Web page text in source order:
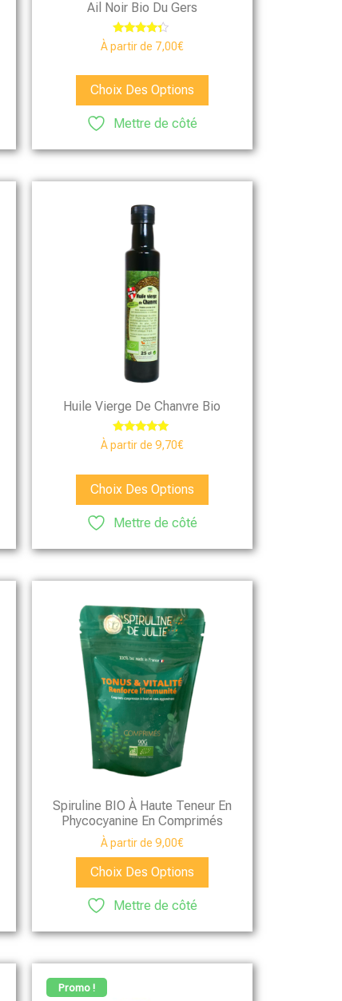
Ail Noir Bio Du Gers
Note
4.13
À partir de 7,00€
Choix Des Options
Mettre de côté
Huile Vierge De Chanvre Bio
Note
5.00
À partir de 9,70€
Choix Des Options
Mettre de côté
Spiruline BIO À Haute Teneur En
Phycocyanine En Comprimés
À partir de 9,00€
Choix Des Options
Mettre de côté
Promo !